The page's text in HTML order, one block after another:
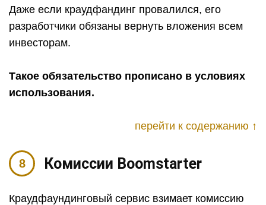
Даже если краудфандинг провалился, его
разработчики обязаны вернуть вложения всем
инвесторам.
Такое обязательство прописано в условиях
использования.
перейти к содержанию ↑
Комиссии Boomstarter
Краудфаундинговый сервис взимает комиссию